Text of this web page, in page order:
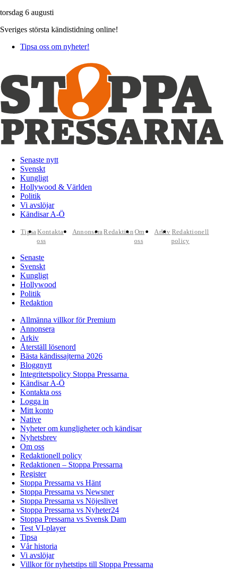
torsdag 6 augusti
Sveriges största kändistidning online!
Tipsa oss om nyheter!
Senaste nytt
Svenskt
Kungligt
Hollywood & Världen
Politik
Vi avslöjar
Kändisar A-Ö
TipsaKontakta
oss
AnnonseraRedaktion Om
oss
Arkiv Redaktionell
policy
Senaste
Svenskt
Kungligt
Hollywood
Politik
Redaktion
Allmänna villkor för Premium
Annonsera
Arkiv
Återställ lösenord
Bästa kändissajterna 2026
Bloggnytt
Integritetspolicy Stoppa Pressarna
Kändisar A-Ö
Kontakta oss
Logga in
Mitt konto
Native
Nyheter om kungligheter och kändisar
Nyhetsbrev
Om oss
Redaktionell policy
Redaktionen – Stoppa Pressarna
Register
Stoppa Pressarna vs Hänt
Stoppa Pressarna vs Newsner
Stoppa Pressarna vs Nöjeslivet
Stoppa Pressarna vs Nyheter24
Stoppa Pressarna vs Svensk Dam
Test VI-player
Tipsa
Vår historia
Vi avslöjar
Villkor för nyhetstips till Stoppa Pressarna